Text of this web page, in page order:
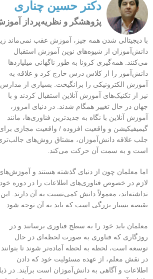
دکتر حسین چناری
پژوهشگر و نظریه‌پرداز
با دیجیتالی شدن همه چیز، آموزش عقب نمی‌ماند
دانش‌آموزان از شیوه‌های نوین آموزش استقبال
می‌کنند. همه‌گیری کرونا به طور ناگهانی میلیاردها
دانش‌آموز را از کلاس درس خارج کرد و علاقه به
آموزش الکترونیکی را برانگیخت. بسیاری از مدارس
نیز از تکنیک‌های آموزش آنلاین استقبال کردند و با
جهان در حال تغییر همگام شدند. در دنیای امروز،
آموزش آنلاین با نگاه به جدیدترین فناوری‌ها، مانند
گیمیفیکیشن و واقعیت افزوده / واقعیت مجازی
جلب علاقه دانش‌آموزان، مشتاق روش‌های
است و به سمت آن حرکت می‌کند.
اما معلمان چون از دنیای گذشته هستند و
لازم در خصوص فناوری‌های اطلاعات را در دوره خود
نداشته‌اند، معمولاً دانش کمی‌نسبت به آن دارند. این
نقیصه بسیار بزرگی است که باید به آن توجه شود.
معلمان باید خود را به سطح فناوری برسانند و در
روزگاری که فناوری به صورت لحظه‌ای در حال
توسعه است، لحظه به لحظه آماده‌تر شوند تا بتوانند
در نقش معلم، از عهده مسئولیت خود که دادن
اطلاعات و آگاهی به دانش‌آموزان است برآیند. در